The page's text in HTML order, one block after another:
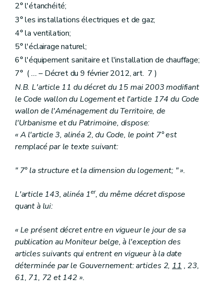
2° l'étanchéité;
3° les installations électriques et de gaz;
4° la ventilation;
5° l'éclairage naturel;
6° l'équipement sanitaire et l'installation de chauffage;
7° (...– Décret du 9 février 2012, art. 7 )
N.B. L'article 11 du décret du 15 mai 2003 modifiant
le Code wallon du Logement et l'article 174 du Code
wallon de l'Aménagement du Territoire, de
l'Urbanisme et du Patrimoine, dispose:
« A l'article 3, alinéa 2, du Code, le point 7° est
remplacé par le texte suivant:
" 7° la structure et la dimension du logement; " ».
L'article 143, alinéa 1er, du même décret dispose
quant à lui:
« Le présent décret entre en vigueur le jour de sa
publication au Moniteur belge, à l'exception des
articles suivants qui entrent en vigueur à la date
déterminée par le Gouvernement: articles 2, 11 , 23,
61, 71, 72 et 142 ».